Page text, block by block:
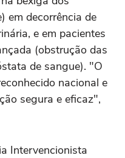
em decorrência de
e em pacientes
(obstrução das
de sangue). "O
nacional e
segura e eficaz",
Intervencionista